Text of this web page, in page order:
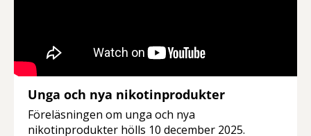
Unga och nya nikotinprodukter
Föreläsningen om unga och nya
nikotinprodukter hölls 10 december 2025.